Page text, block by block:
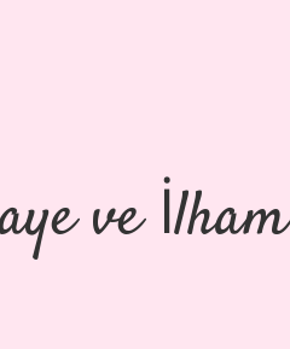
ve İlham